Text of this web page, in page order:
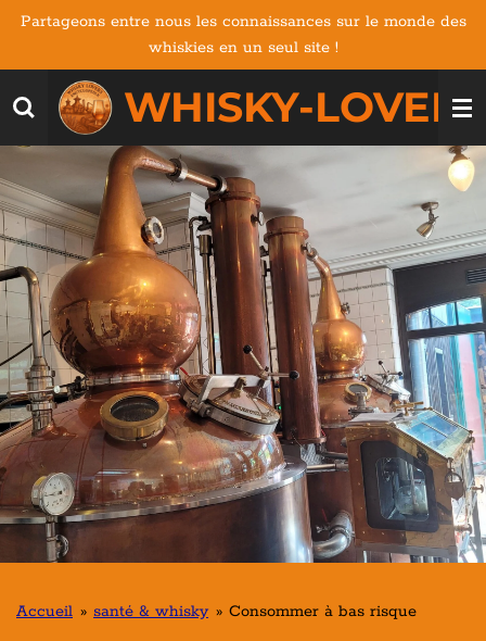
Passer
contenu
principal
WHISKY-
Partageons entre nous les connaissances sur le monde des
whiskies en un seul site !
Accueil » santé & whisky » Consommer à bas risque